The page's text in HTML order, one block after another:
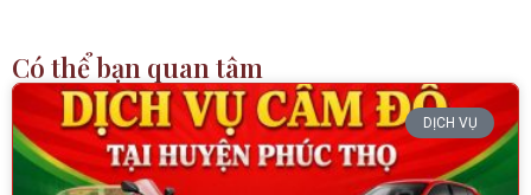
Có thể bạn quan tâm
DỊCH VỤ